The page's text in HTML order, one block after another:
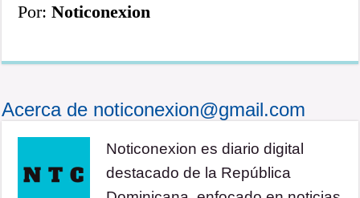
Por:Noticonexion
Acerca de noticonexion@gmail.com
Noticonexion es diario digital
destacado de la República